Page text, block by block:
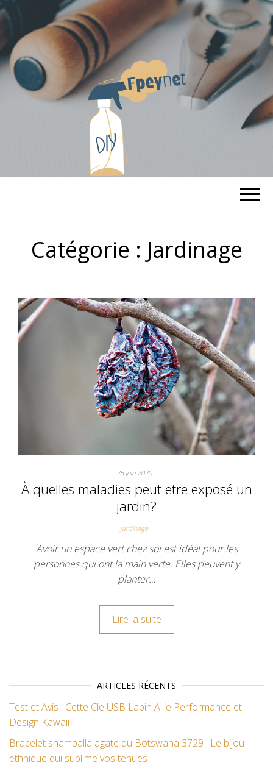
Catégorie : Jardinage
25 juin 2020
À quelles maladies peut etre exposé un
jardin?
Jardinage
Avoir un espace vert chez soi est idéal pour les
personnes qui ont la main verte. Elles peuvent y
planter…
Lire la suite
ARTICLES RÉCENTS
Test et Avis : Cette Cle USB Lapin Allie Performance et
Design Kawaii
Bracelet shamballa agate du Botswana 3729 : Le bijou
ethnique qui sublime vos tenues